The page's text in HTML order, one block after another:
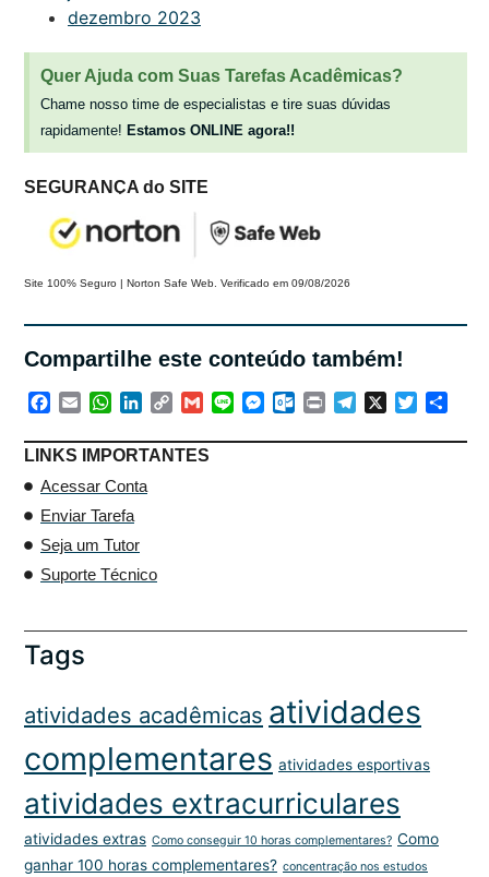
dezembro 2023
Quer Ajuda com Suas Tarefas Acadêmicas?
Chame nosso time de especialistas e tire suas dúvidas
rapidamente! Estamos ONLINE agora!!
SEGURANÇA do SITE
Site 100% Seguro | Norton Safe Web. Verificado em 09/08/2026
Compartilhe este conteúdo também!
Facebook
EmailWhatsApp
LinkedIn
Copy GmailLine Messenger
Outlook.com
Print Telegram Twitter
LINKS IMPORTANTES
Acessar Conta
Enviar Tarefa
Seja um Tutor
Suporte Técnico
Tags
atividades acadêmicas atividades
complementares atividades esportivas
atividades extracurriculares
atividades extras Como conseguir 10 horas complementares? Como
ganhar 100 horas complementares? concentração nos estudos